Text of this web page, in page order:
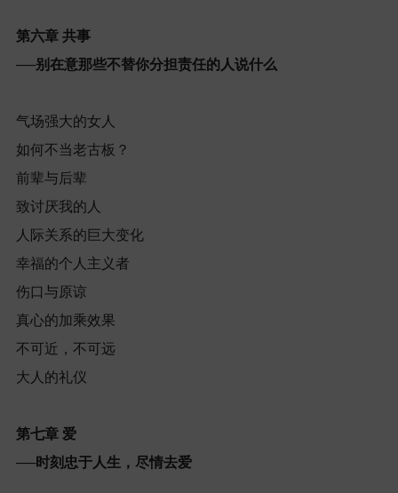
第六章 共事
──别在意那些不替你分担责任的人说什么
气场强大的女人
如何不当老古板？
前辈与后辈
致讨厌我的人
人际关系的巨大变化
幸福的个人主义者
伤口与原谅
真心的加乘效果
不可近，不可远
大人的礼仪
第七章 爱
──时刻忠于人生，尽情去爱